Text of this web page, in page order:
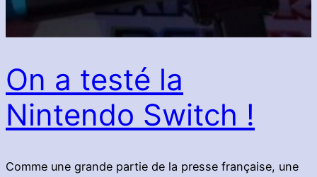
On a testé la
Nintendo Switch !
Comme une grande partie de la presse française, une